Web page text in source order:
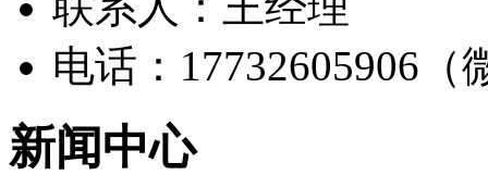
电话：17732605906（
新闻中心